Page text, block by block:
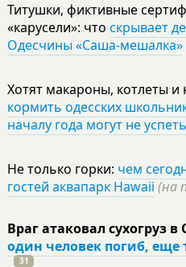
Титушки, фиктивные
«карусели»: что скрывает
Одесчины «Саша-мешалка»
Хотят макароны, котлеты и
кормить одесских
началу года могут не успеть
Не только горки: чем
гостей аквапарк Hawaii (на
Враг атаковал сухогруз
один человек погиб, еще
31